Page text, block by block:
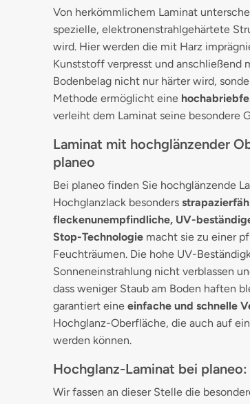
Von herkömmlichem Laminat
spezielle, elektronenstrahlgehärtete
wird. Hier werden die mit Harz
Kunststoff verpresst und anschließend
Bodenbelag nicht nur härter wird,
Methode ermöglicht eine
verleiht dem Laminat seine besondere
Laminat mit hochglänzender
planeo
Bei planeo finden Sie hochglänzende
Hochglanzlack besonders
fleckenunempfindliche, UV-
Stop-Technologie macht sie zu einer
Feuchträumen. Die hohe UV-
Sonneneinstrahlung nicht verblassen
dass weniger Staub am Boden haften
garantiert eine einfache und schnelle
Hochglanz-Oberfläche, die auch auf
werden können.
Hochglanz-Laminat bei
Wir fassen an dieser Stelle die